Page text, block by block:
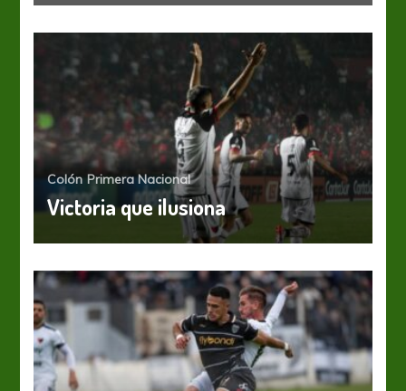
Colón Primera Nacional
Victoria que ilusiona